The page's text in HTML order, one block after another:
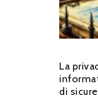
La
di